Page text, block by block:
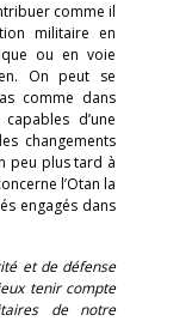
comme il
militaire en
ou en voie
On peut se
comme dans
d’une
changements
peu plus tard à
l’Otan la
engagés dans
et de défense
tenir compte
de notre